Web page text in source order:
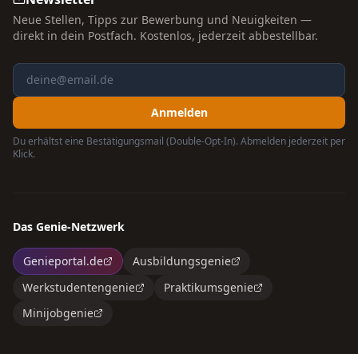
Neue Stellen, Tipps zur Bewerbung und Neuigkeiten —
direkt in dein Postfach. Kostenlos, jederzeit abbestellbar.
Anmelden
Du erhältst eine Bestätigungsmail (Double-Opt-In). Abmelden jederzeit per
Klick.
Das Genie-Netzwerk
Genieportal.de
Ausbildungsgenie
Werkstudentengenie
Praktikumsgenie
Minijobgenie